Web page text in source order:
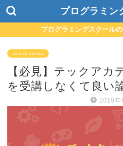
プログラミン
プログラミングスクール
TechAcademy
【必見】テックアカ
を受講しなくて良い
2019年